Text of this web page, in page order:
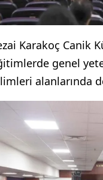
Karakoç Canik
genel
alanlarında